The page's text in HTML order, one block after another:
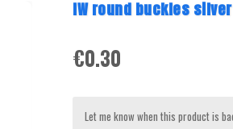
IW round buckles silver
€0.30
Let me know when this product is